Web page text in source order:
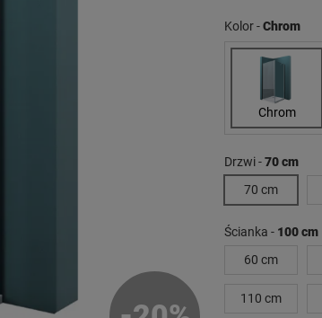
dni, wyświetlana
sprzedaży.
Kolor -Chrom
Chrom
Drzwi -70 cm
70 cm
Ścianka - 100 cm
60 cm
110 cm